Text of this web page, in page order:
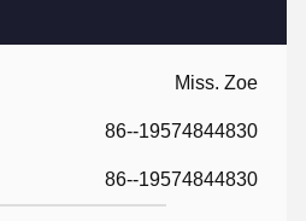
Miss. Zoe
86--19574844830
86--19574844830